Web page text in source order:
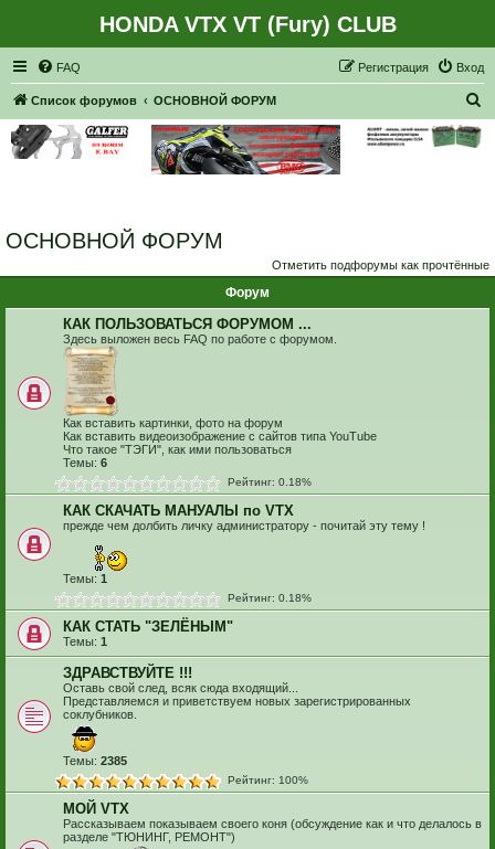
HONDA VTX VT (Fury) CLUB
FAQ Вход
Регистрация
Список форумов ОСНОВНОЙ ФОРУМ
ОСНОВНОЙ ФОРУМ
Отметить подфорумы как прочтённые
Форум
КАК ПОЛЬЗОВАТЬСЯ ФОРУМОМ ...
Здесь выложен весь FAQ по работе с форумом.
Как вставить картинки, фото на форум
Как вставить видеоизображение с сайтов типа YouTube
Что такое "ТЭГИ", как ими пользоваться
Темы: 6
Рейтинг: 0.18%
КАК СКАЧАТЬ МАНУАЛЫ по VTX
прежде чем долбить личку администратору - почитай эту тему !
Темы: 1
Рейтинг: 0.18%
КАК СТАТЬ "ЗЕЛЁНЫМ"
Темы: 1
ЗДРАВСТВУЙТЕ !!!
Оставь свой след, всяк сюда входящий...
Представляемся и приветствуем новых зарегистрированных
соклубников.
Темы: 2385
Рейтинг: 100%
МОЙ VTX
Рассказываем показываем своего коня (обсуждение как и что делалось в
разделе "ТЮНИНГ, РЕМОНТ")